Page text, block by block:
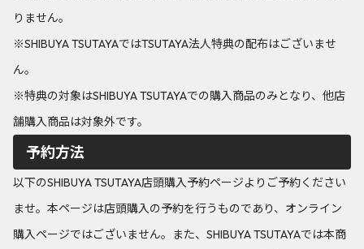
りません。
※SHIBUYA TSUTAYAではTSUTAYA法人特典の配布はございませ
ん。
※特典の対象はSHIBUYA TSUTAYAでの購入商品のみとなり、他店
舗購入商品は対象外です。
予約方法
以下のSHIBUYA TSUTAYA店頭購入予約ページよりご予約ください
ませ。本ページは店頭購入の予約を行うものであり、オンライン
購入ページではございません。また、SHIBUYA TSUTAYAでは本商